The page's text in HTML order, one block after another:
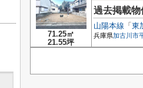
71.25㎡
21.55坪
過去掲載物
山陽本線 「 東
兵庫県加古川市